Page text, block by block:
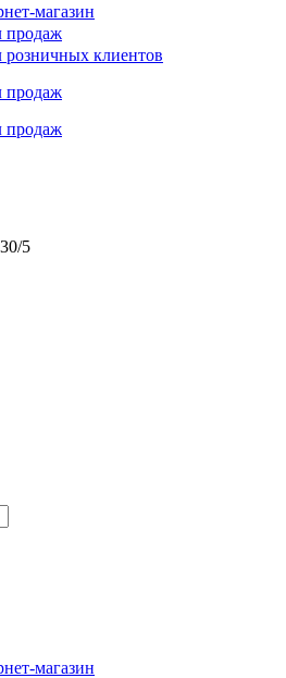
магазин
продаж
розничных клиентов
продаж
продаж
5
магазин